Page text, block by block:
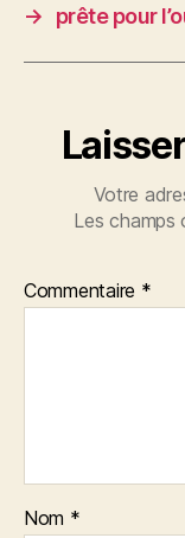
→
prête pour
Votre
Les champs
Commentaire *
Nom *